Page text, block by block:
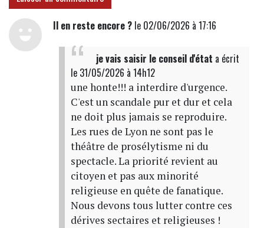
Il en reste encore ?le 02/06/2026 à 17:16
je vais saisir le conseil d'état a écrit
le 31/05/2026 à 14h12
une honte!!! a interdire d'urgence.
C'est un scandale pur et dur et cela
ne doit plus jamais se reproduire.
Les rues de Lyon ne sont pas le
théâtre de prosélytisme ni du
spectacle. La priorité revient au
citoyen et pas aux minorité
religieuse en quête de fanatique.
Nous devons tous lutter contre ces
dérives sectaires et religieuses !